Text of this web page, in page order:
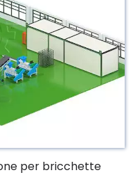
per bricchette